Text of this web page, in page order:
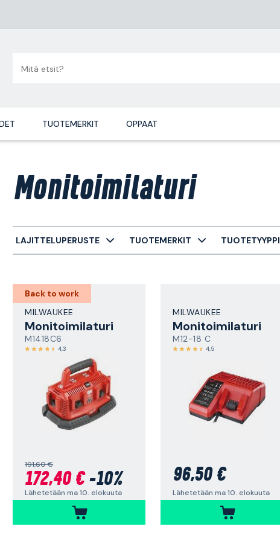
TUOTEMERKIT OPPAAT
Monitoimilaturi
LAJITTELUPERUSTE TUOTEMERKIT TUOTETYYPPI
Back to work
MILWAUKEE
Monitoimilaturi
M1418C6
4,3
191,60 €
172,40 €-10%
Lähetetään ma 10. elokuuta
MILWAUKEE
Monitoimilaturi
M12-18 C
4,5
96,50 €
Lähetetään ma 10. elokuuta